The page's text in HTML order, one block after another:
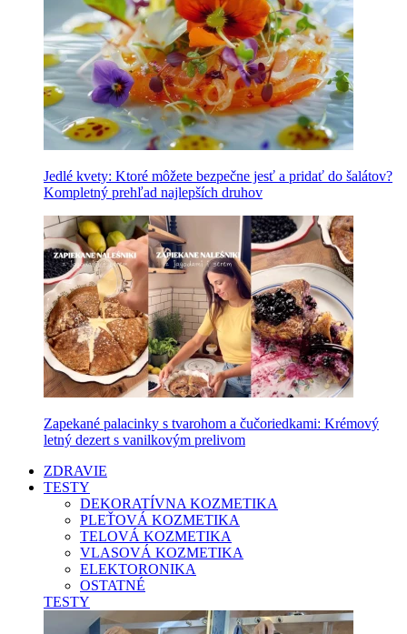
Jedlé kvety: Ktoré môžete bezpečne jesť a pridať do šalátov?
Kompletný prehľad najlepších druhov
Zapekané palacinky s tvarohom a čučoriedkami: Krémový
letný dezert s vanilkovým prelivom
ZDRAVIE
TESTY
DEKORATÍVNA KOZMETIKA
PLEŤOVÁ KOZMETIKA
TELOVÁ KOZMETIKA
VLASOVÁ KOZMETIKA
ELEKTORONIKA
OSTATNÉ
TESTY